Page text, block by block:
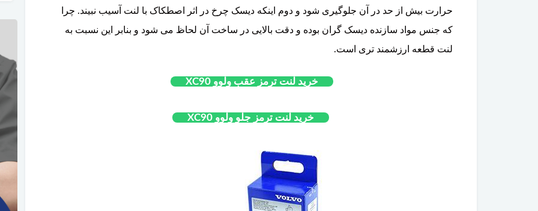
حرارت بیش از حد در آن جلوگیری شود و دوم اینکه دیسک چرخ در اثر اصطکاک با لنت آسیب نبیند. چرا
که جنس مواد سازنده دیسک گران بوده و دقت بالایی در ساخت آن لحاظ می شود و بنابر این نسبت به
لنت قطعه ارزشمند تری است.
خرید لنت ترمز عقب ولوو XC90
خرید لنت ترمز جلو ولوو XC90